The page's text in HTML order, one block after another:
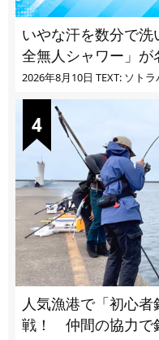
いやな汗を数分で
全無人シャワー」が
2026年8月10日 TEXT: ソト
人気漁港で「初心
戦！ 仲間の協力で